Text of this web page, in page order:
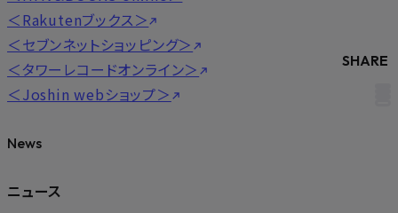
＜Rakutenブックス＞
＜セブンネットショッピング＞
＜タワーレコードオンライン＞
＜Joshin webショップ＞
SHARE
News
ニュース